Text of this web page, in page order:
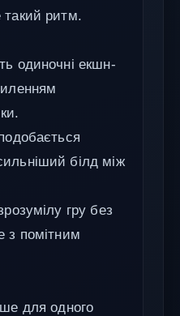
такий ритм.
одиночні екшн-
білд між
гру без
з помітним
для одного